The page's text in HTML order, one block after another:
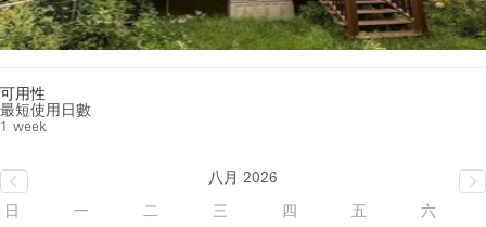
可用性
最短使用日數
1 week
八月 2026
日
一 二 三 四 五
六